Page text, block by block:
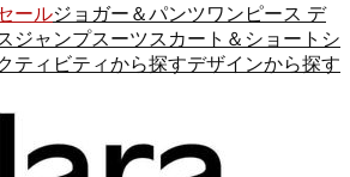
ールジョガー＆パンツワンピース デ
ジャンプスーツスカート＆ショート シ
ティビティから探すデザインから探す